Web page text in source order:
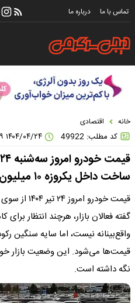
تماس با ما درباره ما
خانه اقتصادی
کد مطلب: 49922
ساخت داخل یکروزه ۱۰ میلیون تومان گران شد
قیمت خودرو
گفته فعالان بازار، هرچند انتظار
واقع‌بینانه نیست، اما سایه سنگین
قیمت‌ها می‌شود. این وضعیت بازار
نگه داشته است.